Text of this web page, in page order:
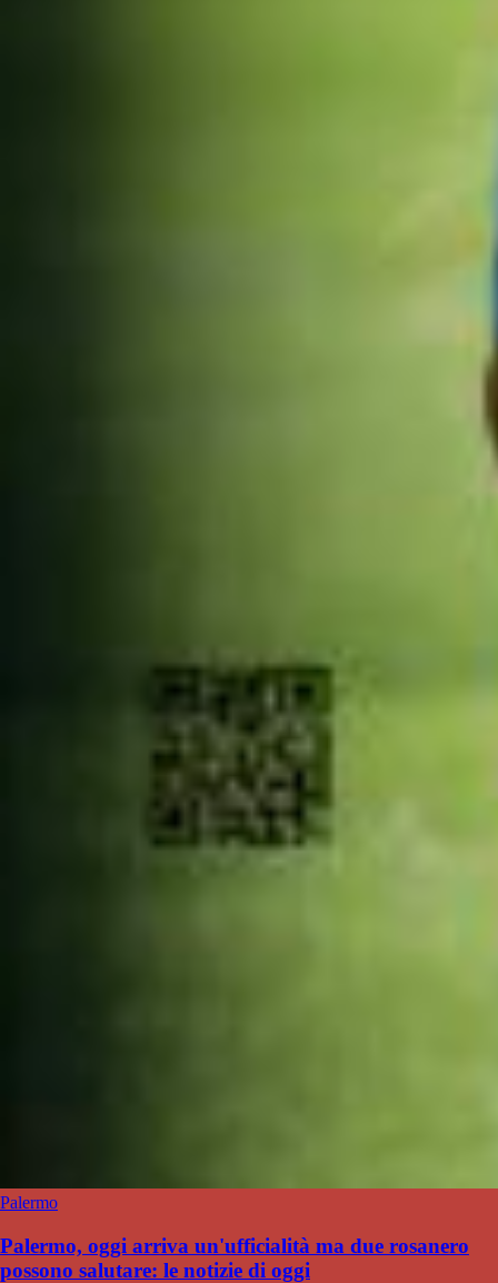
Palermo
Palermo, oggi arriva un'ufficialità ma due rosanero
possono salutare: le notizie di oggi